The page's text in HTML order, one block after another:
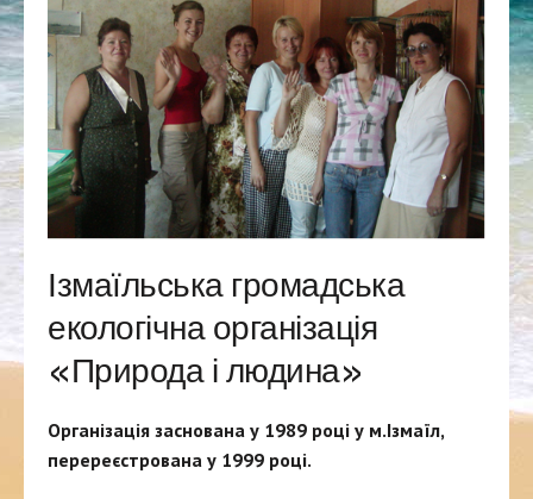
Ізмаїльська громадська
екологічна організація
«Природа і людина»
Організація заснована у 1989 році у м.Ізмаїл,
перереєстрована у 1999 році.